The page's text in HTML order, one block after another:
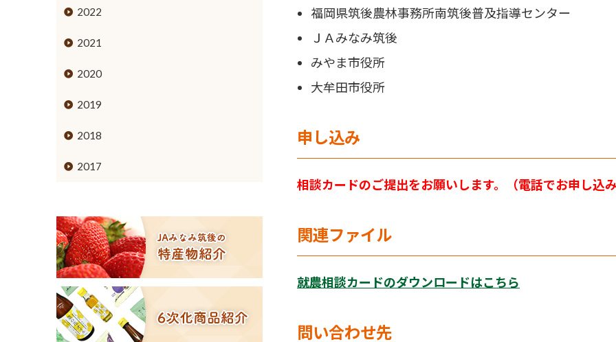
福岡県筑後農林事務所南筑後普及指導センター
ＪＡみなみ筑後
みやま市役所
大牟田市役所
申し込み
相談カードのご提出をお願いします。（電話でお申し込
関連ファイル
就農相談カードのダウンロードはこちら
問い合わせ先
2022
2021
2020
2019
2018
2017